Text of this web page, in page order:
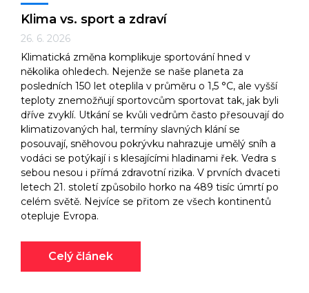
Kultura a sport
Klima vs. sport a zdraví
26. 6. 2026
Klimatická změna komplikuje sportování hned v
několika ohledech. Nejenže se naše planeta za
posledních 150 let oteplila v průměru o 1,5 °C, ale vyšší
teploty znemožňují sportovcům sportovat tak, jak byli
dříve zvyklí. Utkání se kvůli vedrům často přesouvají do
klimatizovaných hal, termíny slavných klání se
posouvají, sněhovou pokrývku nahrazuje umělý sníh a
vodáci se potýkají i s klesajícími hladinami řek. Vedra s
sebou nesou i přímá zdravotní rizika. V prvních dvaceti
letech 21. století způsobilo horko na 489 tisíc úmrtí po
celém světě. Nejvíce se přitom ze všech kontinentů
otepluje Evropa.
Celý článek